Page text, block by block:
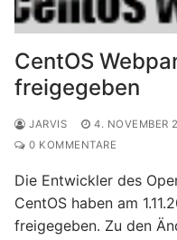
CentOS
freigegeben
JARVIS 4. NOVEMBER
0 KOMMENTARE
Die Entwickler des
CentOS haben am
freigegeben. Zu den